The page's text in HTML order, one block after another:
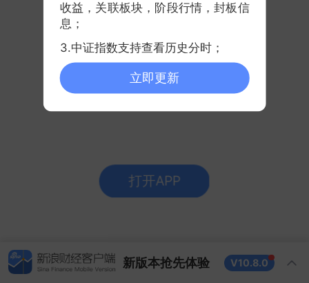
收益，关联板块，阶段行情，封板信
息；
3.中证指数支持查看历史分时；
立即更新
新版本抢先体验 V10.8.0